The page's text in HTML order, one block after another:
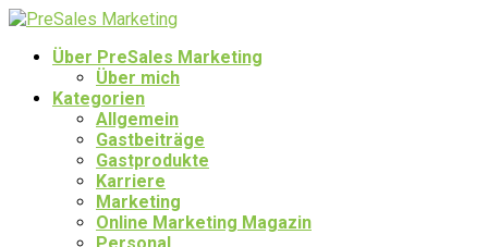
Über PreSales Marketing
Über mich
Kategorien
Allgemein
Gastbeiträge
Gastprodukte
Karriere
Marketing
Online Marketing Magazin